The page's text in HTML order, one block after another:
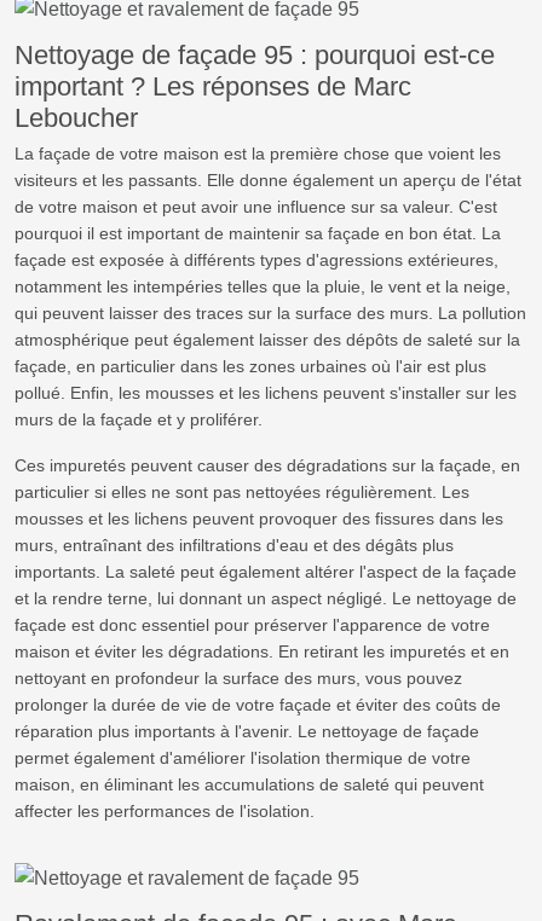
Nettoyage de façade 95 : pourquoi est-ce
important ? Les réponses de Marc
Leboucher
La façade de votre maison est la première chose que voient les
visiteurs et les passants. Elle donne également un aperçu de l'état
de votre maison et peut avoir une influence sur sa valeur. C'est
pourquoi il est important de maintenir sa façade en bon état. La
façade est exposée à différents types d'agressions extérieures,
notamment les intempéries telles que la pluie, le vent et la neige,
qui peuvent laisser des traces sur la surface des murs. La pollution
atmosphérique peut également laisser des dépôts de saleté sur la
façade, en particulier dans les zones urbaines où l'air est plus
pollué. Enfin, les mousses et les lichens peuvent s'installer sur les
murs de la façade et y proliférer.
Ces impuretés peuvent causer des dégradations sur la façade, en
particulier si elles ne sont pas nettoyées régulièrement. Les
mousses et les lichens peuvent provoquer des fissures dans les
murs, entraînant des infiltrations d'eau et des dégâts plus
importants. La saleté peut également altérer l'aspect de la façade
et la rendre terne, lui donnant un aspect négligé. Le nettoyage de
façade est donc essentiel pour préserver l'apparence de votre
maison et éviter les dégradations. En retirant les impuretés et en
nettoyant en profondeur la surface des murs, vous pouvez
prolonger la durée de vie de votre façade et éviter des coûts de
réparation plus importants à l'avenir. Le nettoyage de façade
permet également d'améliorer l'isolation thermique de votre
maison, en éliminant les accumulations de saleté qui peuvent
affecter les performances de l'isolation.